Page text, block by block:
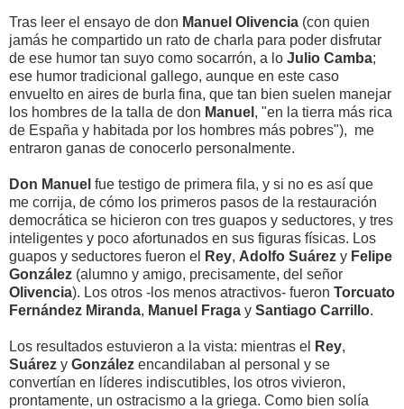
Tras leer el ensayo de don Manuel Olivencia (con quien
jamás he compartido un rato de charla para poder disfrutar
de ese humor tan suyo como socarrón, a lo Julio Camba;
ese humor tradicional gallego, aunque en este caso
envuelto en aires de burla fina, que tan bien suelen manejar
los hombres de la talla de don Manuel , "en la tierra más rica
de España y habitada por los hombres más pobres"), me
entraron ganas de conocerlo personalmente.
Don Manuel fue testigo de primera fila, y si no es así que
me corrija, de cómo los primeros pasos de la restauración
democrática se hicieron con tres guapos y seductores, y tres
inteligentes y poco afortunados en sus figuras físicas. Los
guapos y seductores fueron el
Rey, Adolfo Suárez y Felipe
González (alumno y amigo, precisamente, del señor
Olivencia). Los otros -los menos atractivos- fueron Torcuato
Fernández Miranda, Manuel Fraga y Santiago Carrillo.
Los resultados estuvieron a la vista: mientras el Rey,
Suárez y González encandilaban al personal y se
convertían en líderes indiscutibles, los otros vivieron,
prontamente, un ostracismo a la griega. Como bien solía